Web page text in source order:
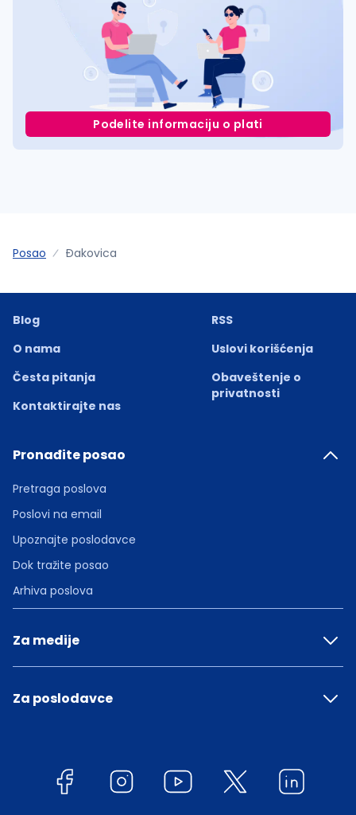
Podelite informaciju o plati
Posao Ðakovica
Blog
O nama
Česta pitanja
Kontaktirajte nas
RSS
Uslovi korišćenja
Obaveštenje o
privatnosti
Pronađite posao
Pretraga poslova
Poslovi na email
Upoznajte poslodavce
Dok tražite posao
Arhiva poslova
Za medije
Za poslodavce